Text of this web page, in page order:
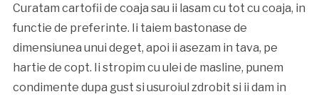
Curatam cartofii de coaja sau ii lasam cu tot cu coaja, in
functie de preferinte. Ii taiem bastonase de
dimensiunea unui deget, apoi ii asezam in tava, pe
hartie de copt. Ii stropim cu ulei de masline, punem
condimente dupa gust si usuroiul zdrobit si ii dam in